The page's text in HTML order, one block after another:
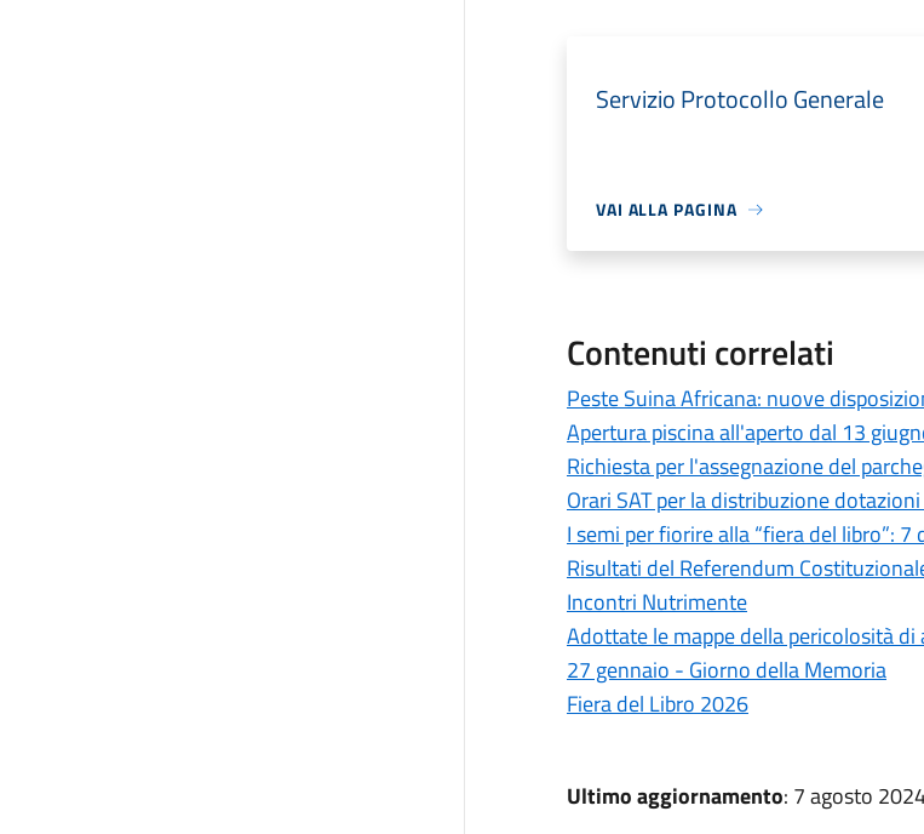
Servizio Protocollo Generale
VAI ALLA PAGINA
Contenuti correlati
Peste Suina Africana: nuove
Apertura piscina all'aperto dal 13
Richiesta per l'assegnazione del
Orari SAT per la distribuzione
I semi per fiorire alla “fiera del libro”:
Risultati del Referendum
Incontri Nutrimente
Adottate le mappe della pericolosità di
27 gennaio - Giorno della Memoria
Fiera del Libro 2026
Ultimo aggiornamento: 7 agosto